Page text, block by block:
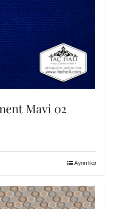
Mavi 02
Ayrıntılar